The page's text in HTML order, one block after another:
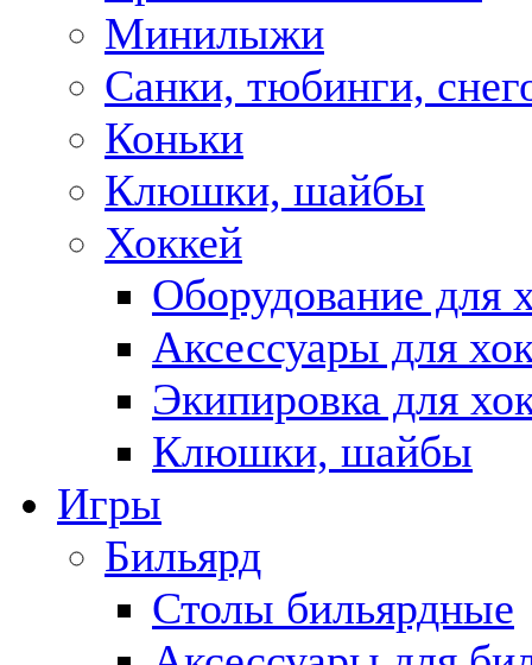
Минилыжи
Санки, тюбинги,
Коньки
Клюшки, шайбы
Хоккей
Оборудование для
Аксессуары для
Экипировка для
Клюшки, шайбы
Игры
Бильярд
Столы бильярдные